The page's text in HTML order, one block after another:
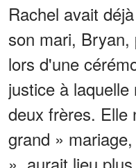
Rachel avait
son mari,
lors d'une
justice à
deux frères. Elle
grand »